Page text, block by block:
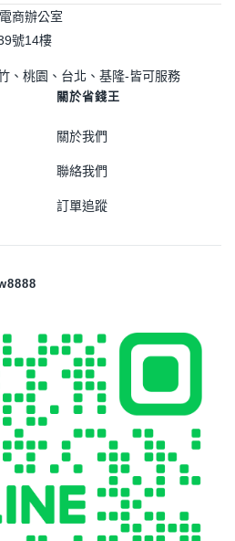
商辦公室
號14樓
、桃園、台北、基隆-皆可服務
關於省錢王
關於我們
聯絡我們
訂單追蹤